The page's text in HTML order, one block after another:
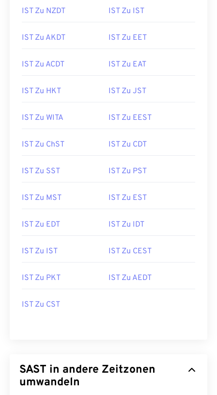
IST Zu NZDT IST Zu IST
IST Zu AKDT IST Zu EET
IST Zu ACDT IST Zu EAT
IST Zu HKT IST Zu JST
IST Zu WITA IST Zu EEST
IST Zu ChST IST Zu CDT
IST Zu SST IST Zu PST
IST Zu MST IST Zu EST
IST Zu EDT IST Zu IDT
IST Zu IST IST Zu CEST
IST Zu PKT IST Zu AEDT
IST Zu CST
SAST in andere Zeitzonen
umwandeln